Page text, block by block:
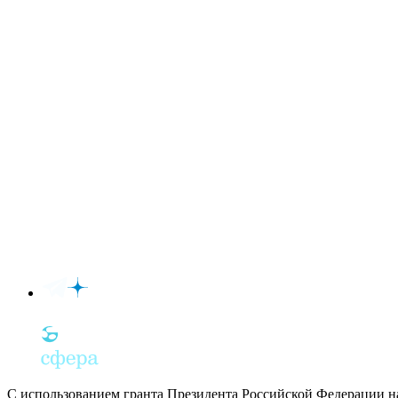
С использованием гранта Президента Российской Федерации